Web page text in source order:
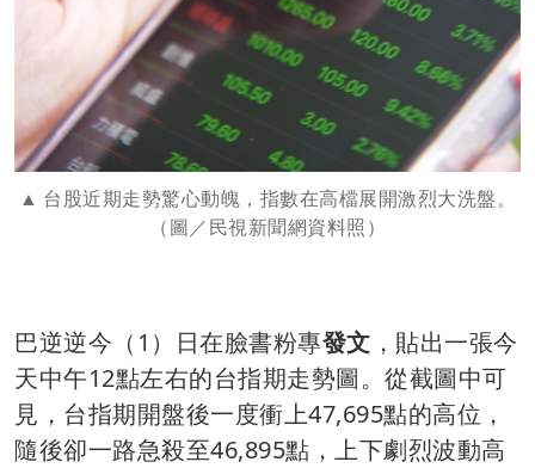
台股近期走勢驚心動魄，指數在高檔展開激烈大洗盤。
（圖／民視新聞網資料照）
巴逆逆今（1）日在臉書粉專發文 ，貼出一張今
天中午12點左右的台指期走勢圖。從截圖中可
見，台指期開盤後一度衝上47,695點的高位，
隨後卻一路急殺至46,895點，上下劇烈波動高